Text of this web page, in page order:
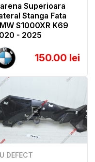
Superioara
Stanga Fata
S1000XR K69
- 2025
150.00 lei
DEFECT